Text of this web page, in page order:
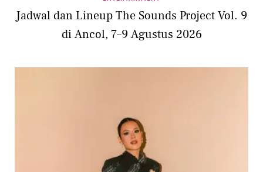
Jadwal dan Lineup The Sounds Project Vol. 9
di Ancol, 7–9 Agustus 2026